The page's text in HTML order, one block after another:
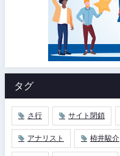
タグ
さ行 サイト閉鎖
アナリスト 栫井駿介